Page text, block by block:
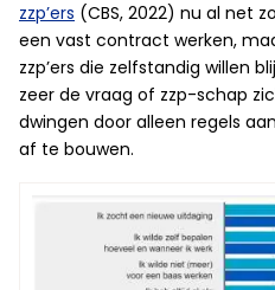
zzp’ers (CBS, 2022) nu al net
een vast contract werken,
zzp’ers die zelfstandig willen
zeer de vraag of zzp-schap
dwingen door alleen regels
af te bouwen.